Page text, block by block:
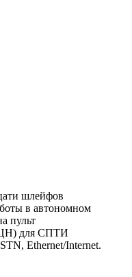
шлейфов
в автономном
пульт
для СПТИ
Ethernet/Internet.